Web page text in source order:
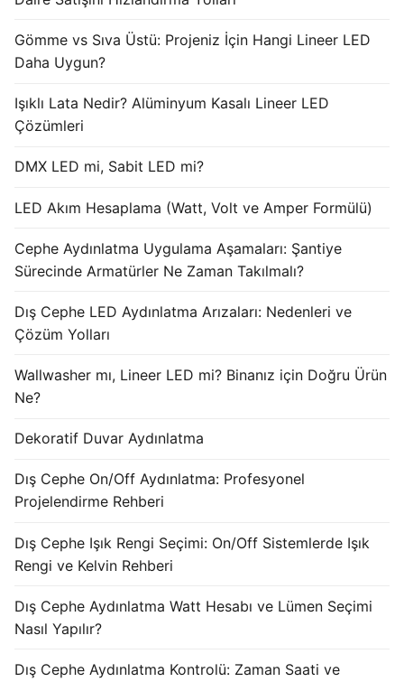
LED Güç Kaynakları
Dış Mekan LED Driver
Cephe Animasyon DOTLED Serisi
Cephe Animasyon WallWasher Serisi
İLETİŞİM & SİPARİŞ
Turkish
Gömme vs Sıva Üstü: Projeniz İçin Hangi Lineer LED
Daha Uygun?
Işıklı Lata Nedir? Alüminyum Kasalı Lineer LED
Çözümleri
DMX LED mi, Sabit LED mi?
LED Akım Hesaplama (Watt, Volt ve Amper Formülü)
Cephe Aydınlatma Uygulama Aşamaları: Şantiye
Sürecinde Armatürler Ne Zaman Takılmalı?
Dış Cephe LED Aydınlatma Arızaları: Nedenleri ve
Çözüm Yolları
Wallwasher mı, Lineer LED mi? Binanız için Doğru Ürün
Ne?
Dekoratif Duvar Aydınlatma
Dış Cephe On/Off Aydınlatma: Profesyonel
Projelendirme Rehberi
Dış Cephe Işık Rengi Seçimi: On/Off Sistemlerde Işık
Rengi ve Kelvin Rehberi
Dış Cephe Aydınlatma Watt Hesabı ve Lümen Seçimi
Nasıl Yapılır?
Dış Cephe Aydınlatma Kontrolü: Zaman Saati ve